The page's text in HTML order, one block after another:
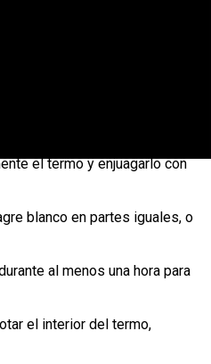
el termo y enjuagarlo con
blanco en partes iguales, o
al menos una hora para
el interior del termo,